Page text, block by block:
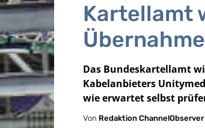
Kartellamt
Das Bundeskartellamt
Kabelanbieters
wie erwartet selbst
Von Redaktion ChannelObserver